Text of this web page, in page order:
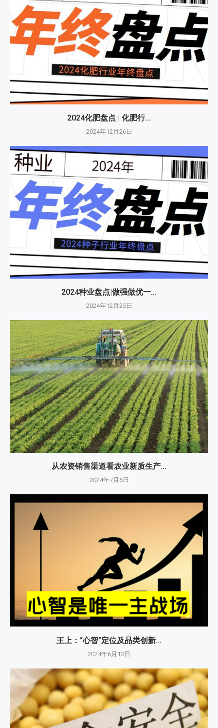
2024化肥盘点 | 化肥行...
2024年12月26日
2024种业盘点|做强做优一...
2024年12月25日
从农资销售渠道看农业新质生产...
2024年7月6日
王上：“心智”定位及品类创新...
2024年6月13日